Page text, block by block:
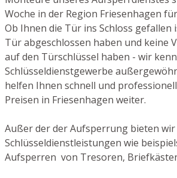
Woche in der Region Friesenhagen für
Ob Ihnen die Tür ins Schloss gefallen
Tür abgeschlossen haben und keine
auf den Türschlüssel haben - wir
Schlüsseldienstgewerbe
helfen Ihnen schnell und
Preisen in Friesenhagen weiter.
Außer der der Aufsperrung bieten wir
Schlüsseldienstleistungen wie
Aufsperren von Tresoren,